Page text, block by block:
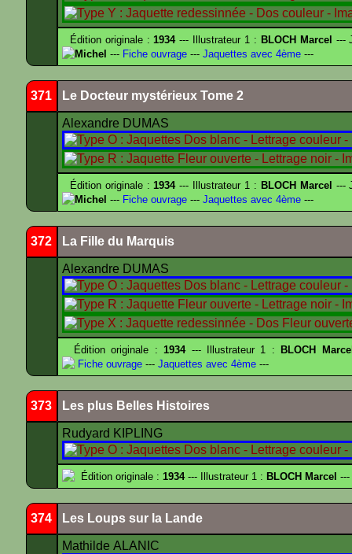
Édition originale :1934--- Illustrateur 1 : BLOCH Marcel ---
Michel --- Fiche ouvrage --- Jaquettes avec 4ème ---
371 Le Docteur mystérieux Tome 2
Alexandre DUMAS
Édition originale :1934--- Illustrateur 1 : BLOCH Marcel ---
Michel --- Fiche ouvrage --- Jaquettes avec 4ème ---
372 La Fille du Marquis
Alexandre DUMAS
Édition originale :1934--- Illustrateur 1 :
BLOCH
Fiche ouvrage --- Jaquettes avec 4ème ---
373 Les plus Belles Histoires
Rudyard KIPLING
Édition originale : 1934--- Illustrateur 1 : BLOCH Marcel ---
374 Les Loups sur la Lande
Mathilde ALANIC